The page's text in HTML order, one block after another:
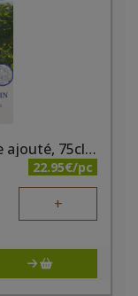
Crémant Brut Nature, sans sucre ajouté, 75cl Vignoble de la Fleur de Lin
22.95€/pc
+